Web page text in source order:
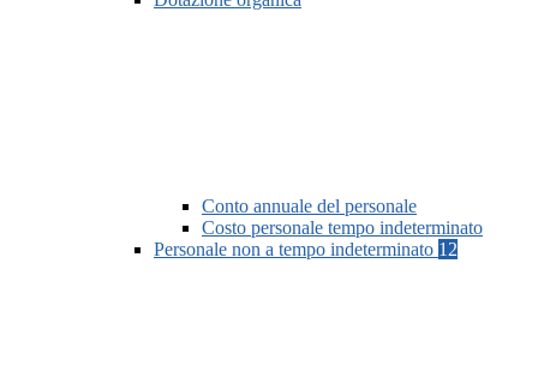
Conto annuale del personale
Costo personale tempo indeterminato
Personale non a tempo indeterminato 12